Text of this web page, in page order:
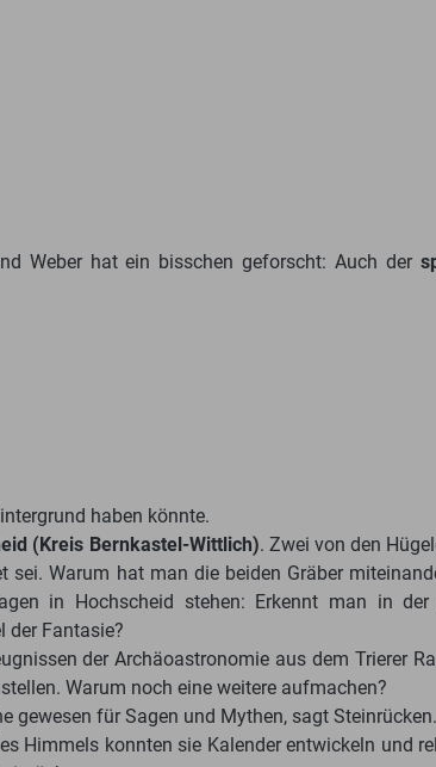
Weber hat ein bisschen geforscht: Auch der
haben könnte.
(Kreis Bernkastel-Wittlich). Zwei von den
Warum hat man die beiden Gräber
in Hochscheid stehen: Erkennt man in
der Fantasie?
der Archäoastronomie aus dem Trierer
Warum noch eine weitere aufmachen?
für Sagen und Mythen, sagt
Himmels konnten sie Kalender entwickeln und